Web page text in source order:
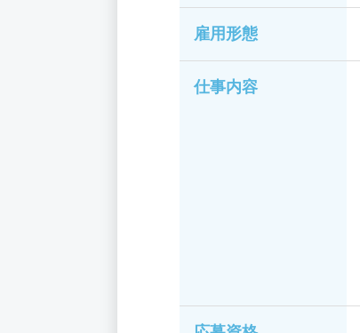
雇用形態
仕事内容